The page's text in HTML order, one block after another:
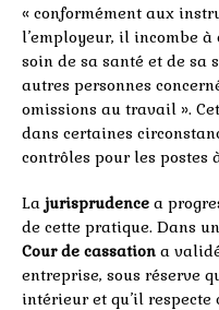
« conformément aux
l’employeur, il incombe
soin de sa santé et de sa
autres personnes
omissions au travail ».
dans certaines
contrôles pour les postes
La jurisprudence a
de cette pratique. Dans
Cour de cassation a
entreprise, sous réserve
intérieur et qu’il